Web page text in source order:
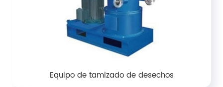
Equipo de tamizado de desechos